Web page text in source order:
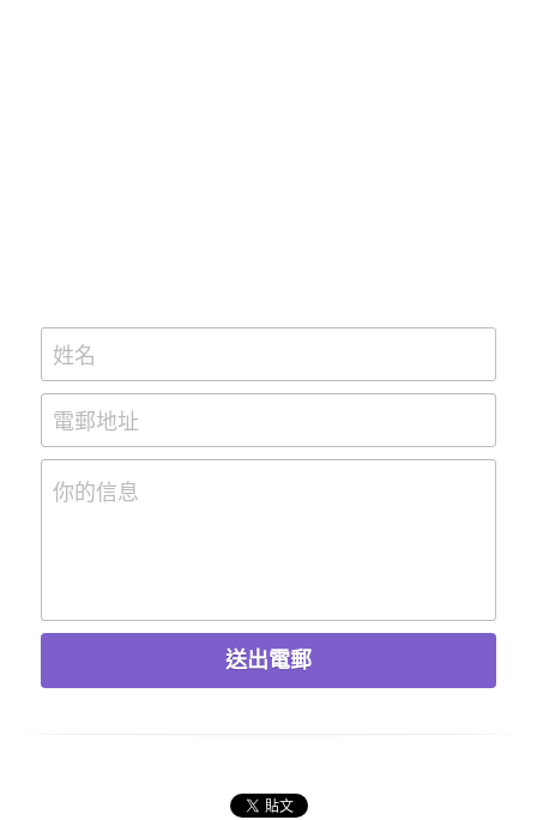
姓名
電郵地址
你的信息
送出電郵